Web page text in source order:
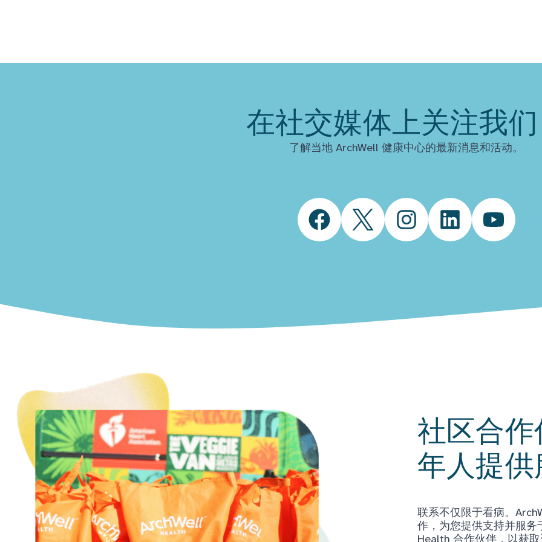
在社交媒体上关注我
了解当地 ArchWell 健康中心的最新消息和活动。
FacebookTwitter InstagramLinkedIn YouTube
社区合
年人提供
联系不仅限于看病。
作，为您提供支持并服务
Health 合作伙伴，以获